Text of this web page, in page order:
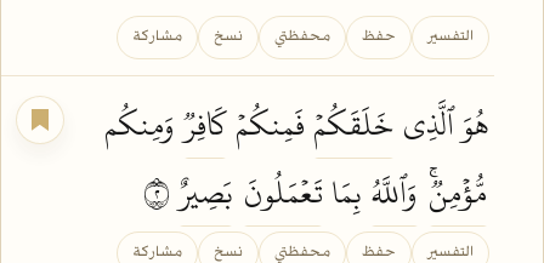
التفسير حفظ محفظتي نسخ مشاركة
هُوَ ٱلَّذِيخَلَقَكُمۡفَمِنكُمۡكَافِرٞوَمِنكُم
مُّؤۡمِنٞۚ وَٱللَّهُبِمَاتَعۡمَلُونَ بَصِيرٌ٢
التفسير حفظ محفظتي نسخ مشاركة